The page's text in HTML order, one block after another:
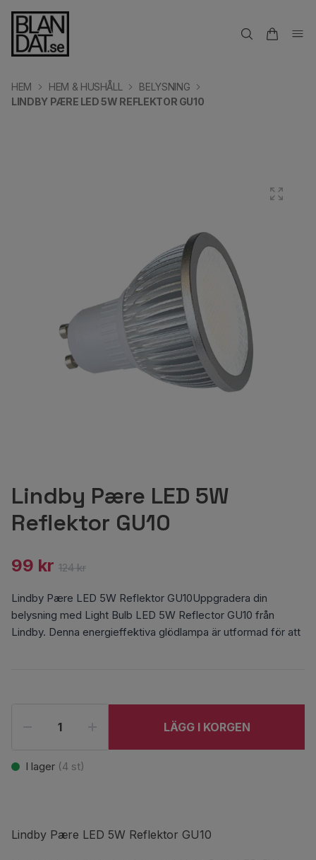
HEM HEM & HUSHÅLL
BELYSNING
LINDBY PÆRE LED 5W REFLEKTOR GU10
Lindby Pære LED 5W
Reflektor GU10
99 kr 124 kr
Lindby Pære LED 5W Reflektor GU10Uppgradera din
belysning med Light Bulb LED 5W Reflector GU10 från
Lindby. Denna energieffektiva glödlampa är utformad för att
LÄGG I KORGEN
I lager (4 st)
Lindby Pære LED 5W Reflektor GU10